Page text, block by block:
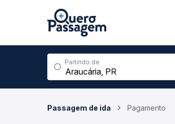
Partindo de
Passagem de ida Pagamento